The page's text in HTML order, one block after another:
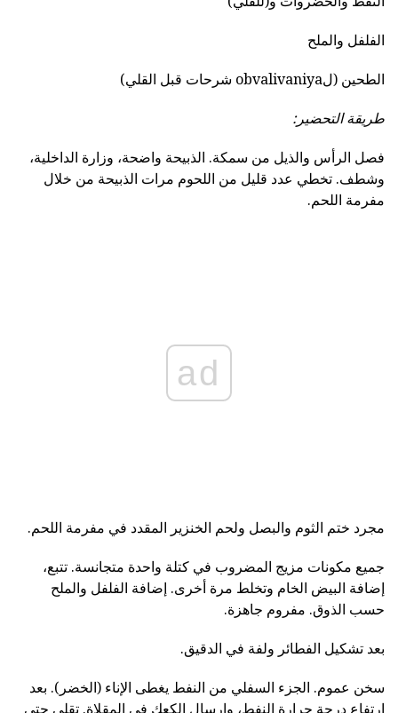
الفلفل والملح
الطحين (لobvalivaniya شرحات قبل القلي)
طريقة التحضير:
فصل الرأس والذيل من سمكة. الذبيحة واضحة، وزارة الداخلية،
وشطف. تخطي عدد قليل من اللحوم مرات الذبيحة من خلال
مفرمة اللحم.
ad
مجرد ختم الثوم والبصل ولحم الخنزير المقدد في مفرمة اللحم.
جميع مكونات مزيج المضروب في كتلة واحدة متجانسة. تتبع،
إضافة البيض الخام وتخلط مرة أخرى. إضافة الفلفل والملح
حسب الذوق. مفروم جاهزة.
بعد تشكيل الفطائر ولفة في الدقيق.
سخن عموم. الجزء السفلي من النفط يغطى الإناء (الخضر). بعد
ارتفاع درجة حرارة النفط، وإرسال الكعك في المقلاة. تقلى حتى